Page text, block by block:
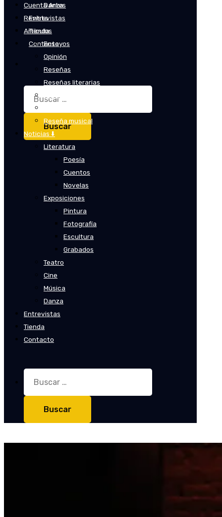
Danza
Entrevistas
Tienda
Contacto
Buscar:
Cuenta Artes
Revista
Artículos
Ensayos
Opinión
Reseñas
Reseñas literarias
Reseña musical
Noticias ⬇️
Literatura
Poesía
Cuentos
Novelas
Exposiciones
Pintura
Fotografía
Escultura
Grabados
Teatro
Cine
Música
Danza
Entrevistas
Tienda
Contacto
Buscar: